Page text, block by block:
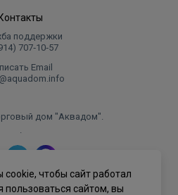
Контакты
поддержки
707‑10‑57
Email
дом "Аквадом".
.
чтобы сайт работал
пользоваться сайтом, вы